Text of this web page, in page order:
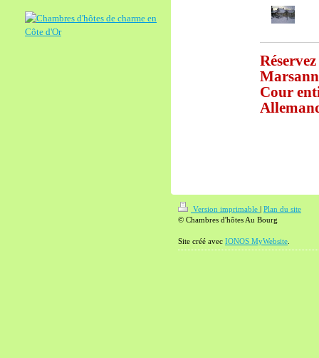
Cour
Version imprimable | Plan du site
© Chambres d'hôtes Au Bourg
Site créé avec IONOS MyWebsite